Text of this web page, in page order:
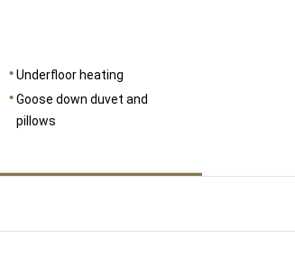
Underfloor heating
Goose down duvet and
pillows